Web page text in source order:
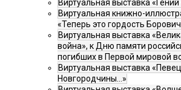
Виртуальная выставка
Виртуальная книжно-
«Теперь это гордость
Виртуальная выставка
война», к Дню памяти
погибших в Первой мировой
Виртуальная выставка
Новгородчины…»